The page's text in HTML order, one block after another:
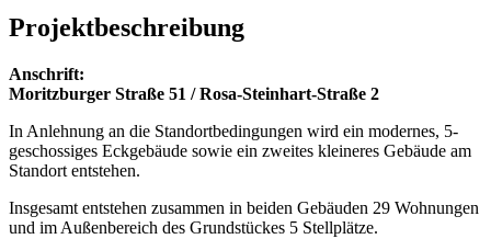
Projektbeschreibung
Anschrift:
Moritzburger Straße 51 / Rosa-Steinhart-Straße 2
In Anlehnung an die Standortbedingungen wird ein modernes, 5-
geschossiges Eckgebäude sowie ein zweites kleineres Gebäude am
Standort entstehen.
Insgesamt entstehen zusammen in beiden Gebäuden 29 Wohnungen
und im Außenbereich des Grundstückes 5 Stellplätze.